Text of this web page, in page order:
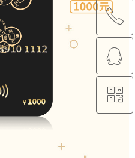
回到顶部
ꂅ
88888888
ꁗ
QQ客服
ꀥ